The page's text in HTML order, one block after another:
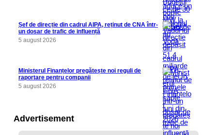
Șef de direcție din cadrul AIPA, reținut de CNA într-
un dosar de trafic de influență
5 august 2026
Ministerul Finanțelor pregătește noi reguli de
raportare pentru companii
5 august 2026
Advertisement